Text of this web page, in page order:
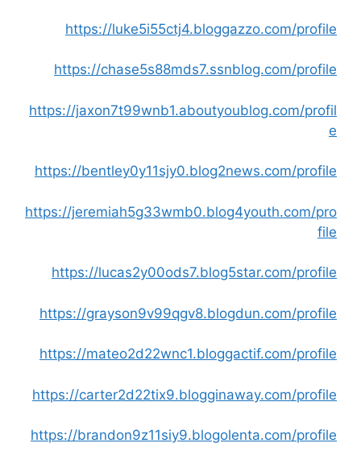
https://luke5i55ctj4.bloggazzo.com/profile
https://chase5s88mds7.ssnblog.com/profile
https://jaxon7t99wnb1.aboutyoublog.com/profil
e
https://bentley0y11sjy0.blog2news.com/profile
https://jeremiah5g33wmb0.blog4youth.com/pro
file
https://lucas2y00ods7.blog5star.com/profile
https://grayson9v99qgv8.blogdun.com/profile
https://mateo2d22wnc1.bloggactif.com/profile
https://carter2d22tix9.blogginaway.com/profile
https://brandon9z11siy9.blogolenta.com/profile